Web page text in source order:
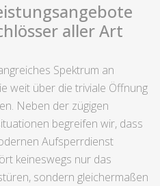
aller Art
Spektrum an
weit über die triviale Öffnung
Neben der zügigen
begreifen wir, dass
Aufsperrdienst
keineswegs nur das
sondern gleichermaßen